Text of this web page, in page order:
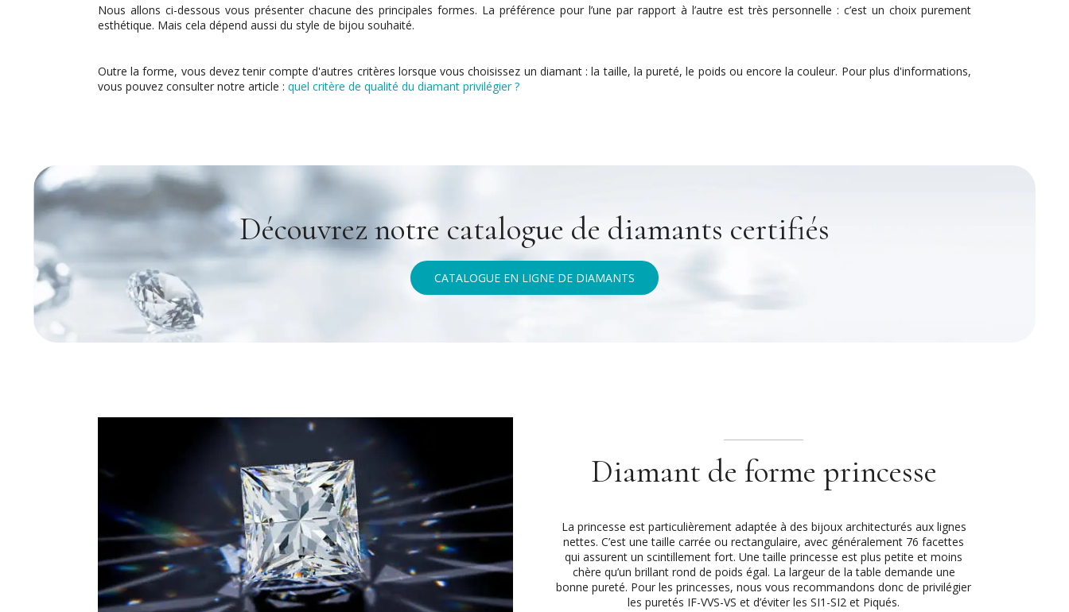
Nous allons ci-dessous vous présenter chacune des principales formes. La préférence pour l’une par rapport à l’autre est très personnelle : c’est un choix purement
esthétique. Mais cela dépend aussi du style de bijou souhaité.
Outre la forme, vous devez tenir compte d'autres critères lorsque vous choisissez un diamant : la taille, la pureté, le poids ou encore la couleur. Pour plus d'informations,
vous pouvez consulter notre article : quel critère de qualité du diamant privilégier ?
Découvrez notre catalogue de diamants certifiés
CATALOGUE EN LIGNE DE DIAMANTS
Diamant de forme princesse
La princesse est particulièrement adaptée à des bijoux architecturés aux lignes
nettes. C’est une taille carrée ou rectangulaire, avec généralement 76 facettes
qui assurent un scintillement fort. Une taille princesse est plus petite et moins
chère qu’un brillant rond de poids égal. La largeur de la table demande une
bonne pureté. Pour les princesses, nous vous recommandons donc de privilégier
les puretés IF-VVS-VS et d’éviter les SI1-SI2 et Piqués.